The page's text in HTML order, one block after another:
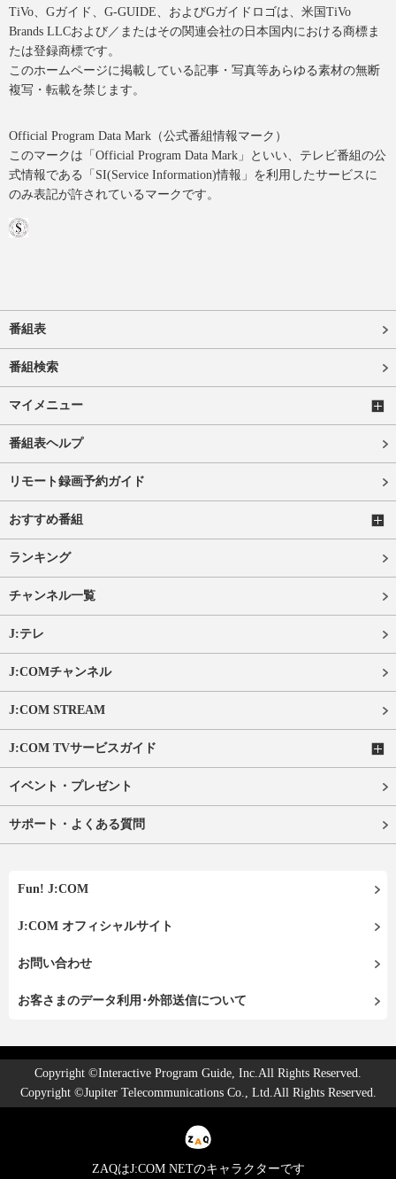
TiVo、Gガイド、G-GUIDE、およびGガイドロゴは、米国TiVo
Brands LLCおよび／またはその関連会社の日本国内における商標ま
たは登録商標です。
このホームページに掲載している記事・写真等あらゆる素材の無断
複写・転載を禁じます。
Official Program Data Mark（公式番組情報マーク）
このマークは「Official Program Data Mark」といい、テレビ番組の公
式情報である「SI(Service Information)情報」を利用したサービスに
のみ表記が許されているマークです。
番組表
番組検索
マイメニュー
番組表ヘルプ
リモート録画予約ガイド
おすすめ番組
ランキング
チャンネル一覧
J:テレ
J:COMチャンネル
J:COM STREAM
J:COM TVサービスガイド
イベント・プレゼント
サポート・よくある質問
Fun! J:COM
J:COM オフィシャルサイト
お問い合わせ
お客さまのデータ利用･外部送信について
Copyright ©Interactive Program Guide, Inc.All Rights Reserved.
Copyright ©Jupiter Telecommunications Co., Ltd.All Rights Reserved.
ZAQはJ:COM NETのキャラクターです